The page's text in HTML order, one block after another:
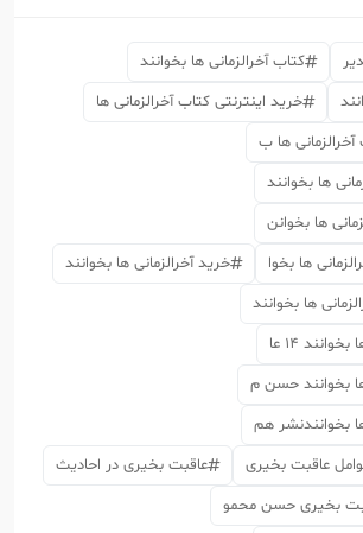
کتاب آخرالزمانی ها بخوانند
خرید اینترنتی کتاب آخرالزمانی ها
ها ب
ها بخوانند
ها بخوانن
ها بخوا
خرید آخرالزمانی ها بخوانند
ها بخوانند
14 عا
بخوانند حسن م
بخوانندنشر هم
عاقبت بخیری
عاقبت بخیری در احادیث